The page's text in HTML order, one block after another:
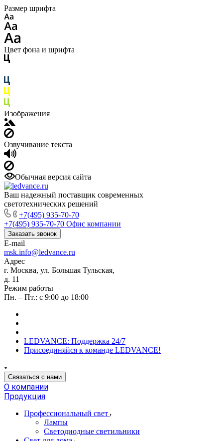
Размер шрифта
Цвет фона и шрифта
Изображения
Озвучивание текста
Обычная версия сайта
Ваш надежный поставщик современных
светотехнических решений
+7(495) 935-70-70
+7(495) 935-70-70 Офис компании
Заказать звонок
E-mail
msk.info@ledvance.ru
Адрес
г. Москва, ул. Большая Тульская,
д. 11
Режим работы
Пн. – Пт.: с 9:00 до 18:00
LEDVANCE: Поддержка 24/7
Присоединяйся к команде LEDVANCE!
Связаться с нами
О компании
Продукция
Профессиональный свет
Лампы
Светодиодные светильники